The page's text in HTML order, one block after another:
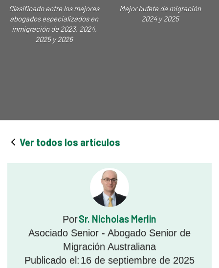
Clasificado entre los mejores
abogados especializados en
inmigración de 2023, 2024,
2025 y 2026
Mejor bufete de migración
2024 y 2025
Ver todos los artículos
PorSr. Nicholas Merlin
Asociado Senior - Abogado Senior de
Migración Australiana
Publicado el: 16 de septiembre de 2025